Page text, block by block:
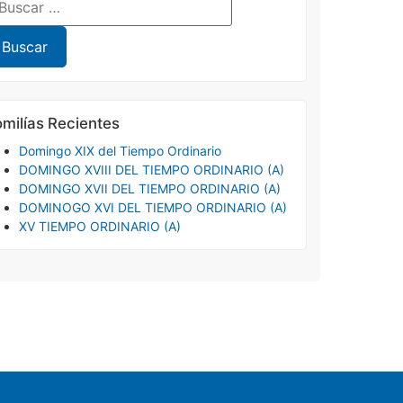
Recientes
Domingo XIX del Tiempo Ordinario
DOMINGO XVIII DEL TIEMPO ORDINARIO (A)
DOMINGO XVII DEL TIEMPO ORDINARIO (A)
DOMINOGO XVI DEL TIEMPO ORDINARIO (A)
XV TIEMPO ORDINARIO (A)